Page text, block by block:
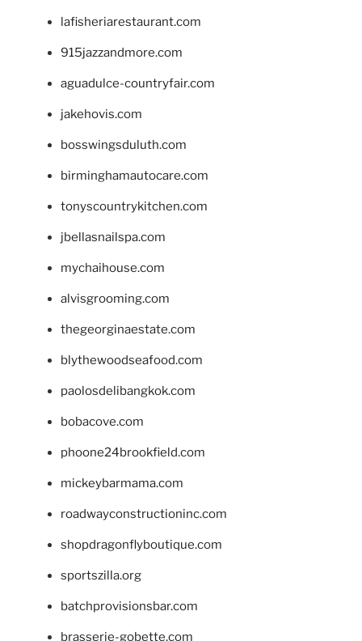
lafisheriarestaurant.com
915jazzandmore.com
aguadulce-countryfair.com
jakehovis.com
bosswingsduluth.com
birminghamautocare.com
tonyscountrykitchen.com
jbellasnailspa.com
mychaihouse.com
alvisgrooming.com
thegeorginaestate.com
blythewoodseafood.com
paolosdelibangkok.com
bobacove.com
phoone24brookfield.com
mickeybarmama.com
roadwayconstructioninc.com
shopdragonflyboutique.com
sportszilla.org
batchprovisionsbar.com
brasserie-gobette.com